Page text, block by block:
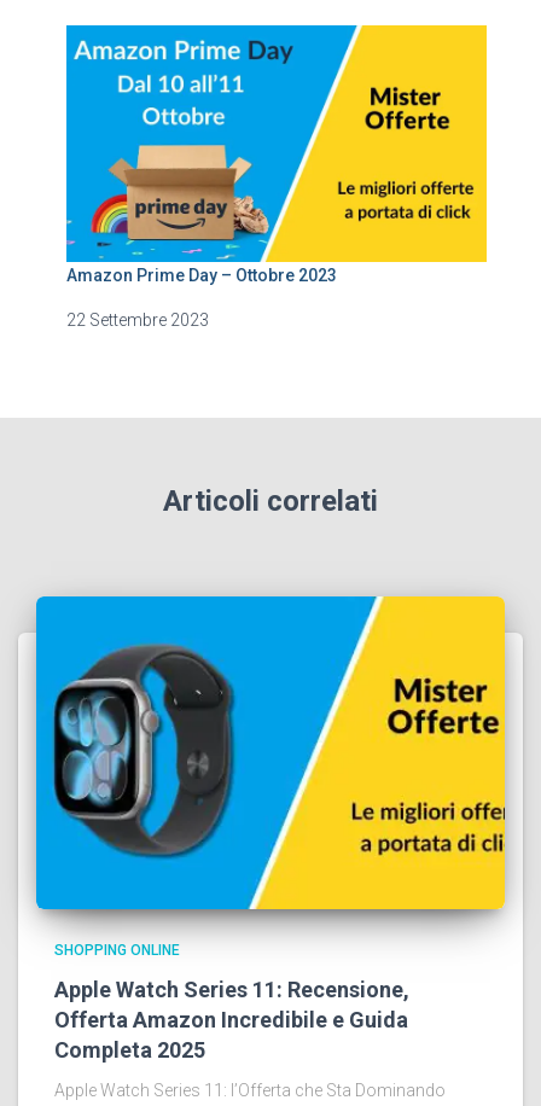
Amazon Prime Day – Ottobre 2023
22 Settembre 2023
Articoli correlati
SHOPPING ONLINE
Apple Watch Series 11: Recensione,
Offerta Amazon Incredibile e Guida
Completa 2025
Apple Watch Series 11: l’Offerta che Sta Dominando